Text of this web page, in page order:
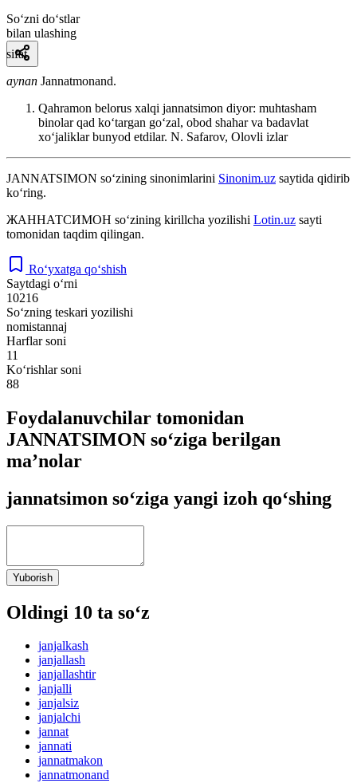
So‘zni do‘stlar
bilan ulashing
sifat
aynan Jannatmonand.
Qahramon belorus xalqi jannatsimon diyor: muhtasham
binolar qad koʻtargan goʻzal, obod shahar va badavlat
xoʻjaliklar bunyod etdilar. N. Safarov, Olovli izlar
JANNATSIMON so‘zining sinonimlarini Sinonim.uz saytida qidirib
ko‘ring.
ЖАННАТСИМОН so‘zining kirillcha yozilishi Lotin.uz sayti
tomonidan taqdim qilingan.
Ro‘yxatga qo‘shish
Saytdagi o‘rni
10216
So‘zning teskari yozilishi
nomistannaj
Harflar soni
11
Ko‘rishlar soni
88
Foydalanuvchilar tomonidan
JANNATSIMON so‘ziga berilgan
ma’nolar
jannatsimon so‘ziga yangi izoh qo‘shing
Yuborish
Oldingi 10 ta so‘z
janjalkash
janjallash
janjallashtir
janjalli
janjalsiz
janjalchi
jannat
jannati
jannatmakon
jannatmonand